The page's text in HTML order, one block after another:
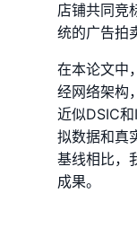
店铺共同竞
统的广告拍
在本论文中
经网络架构
近似DSIC
拟数据和真
基线相比，
成果。